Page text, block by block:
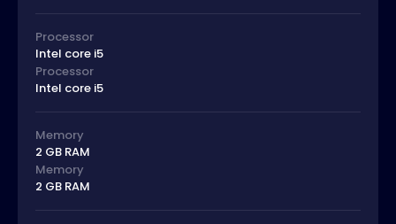
Processor
Intel core i5
Processor
Intel core i5
Memory
2 GB RAM
Memory
2 GB RAM